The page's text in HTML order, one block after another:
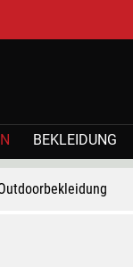
BEKLEIDUNG